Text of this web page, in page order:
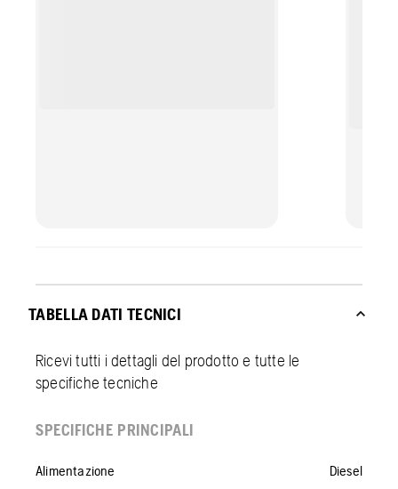
TABELLA DATI TECNICI
Ricevi tutti i dettagli del prodotto e tutte le
specifiche tecniche
SPECIFICHE PRINCIPALI
Alimentazione Diesel